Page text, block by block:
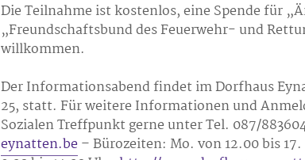
Die Teilnahme ist kostenlos, eine Spende für
„Freundschaftsbund des Feuerwehr- und
willkommen.
Der Informationsabend findet im Dorfhaus
25, statt. Für weitere Informationen und
Sozialen Treffpunkt gerne unter Tel. 087/8836
eynatten.be– Bürozeiten: Mo. von 12.00 bis